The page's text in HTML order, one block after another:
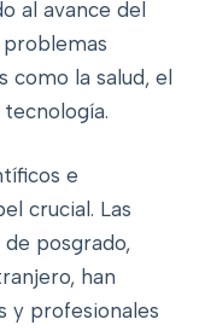
al avance del
como la salud, el
e
crucial. Las
posgrado,
han
y profesionales